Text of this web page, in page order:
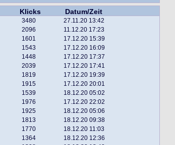
Klicks
Datum/Zeit
3480 27.11.20 13:42
2096 11.12.20 17:23
1601 17.12.20 15:39
1543 17.12.20 16:09
1448 17.12.20 17:37
2039 17.12.20 17:41
1819 17.12.20 19:39
1915 17.12.20 20:01
1539 18.12.20 05:02
1976 17.12.20 22:02
1925 18.12.20 05:06
1813 18.12.20 09:38
1770 18.12.20 11:03
1364 18.12.20 12:36